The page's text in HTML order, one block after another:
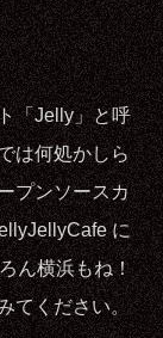
「Jelly」と呼
は何処かしら
プンソースカ
に
ん横浜もね！
てください。